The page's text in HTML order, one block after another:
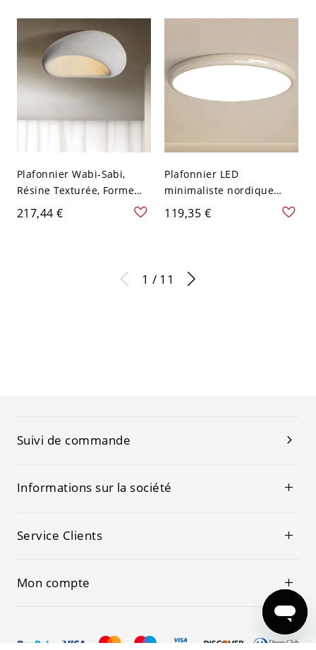
2 110 V-120 V
cm
Plafonnier Wabi-Sabi,
Résine Texturée, Forme
Asymétrique de Galet -
Blanc 110 V-120 V 45,72
217,44 €
Plafonnier LED
minimaliste nordique
avec finition douce et
brillante - 110 V-120 V
119,35 €
1 / 11
Suivi de commande
Informations sur la société
Service Clients
Mon compte